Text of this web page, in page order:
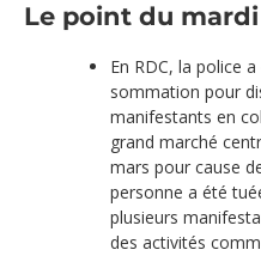
Le point du
En RDC, la police
sommation pour
manifestants en
grand marché
mars pour cause
personne a été
plusieurs
des activités